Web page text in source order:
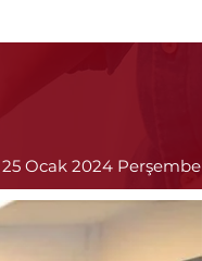
25 Ocak 2024 Perşembe